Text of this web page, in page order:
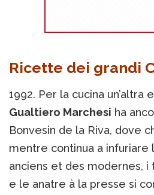
Ricette dei grandi
1992. Per la cucina un’altra
Gualtiero Marchesi ha
Bonvesin de la Riva, dove
mentre continua a infuriare
anciens et des modernes, i
e le anatre à la presse si